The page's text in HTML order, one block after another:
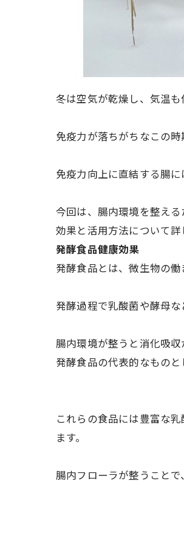
冬は空気が乾燥し、気温
免疫力が落ちがちなこの
免疫力向上に直結する腸
今回は、腸内環境を整え
効果と活用方法について
発酵食品健康効果
発酵食品とは、微生物の
発酵過程で乳酸菌や酵母
腸内環境が整うと消化吸
発酵食品の代表的なもの
これらの食品には豊富な
ます。
腸内フローラが整うこと